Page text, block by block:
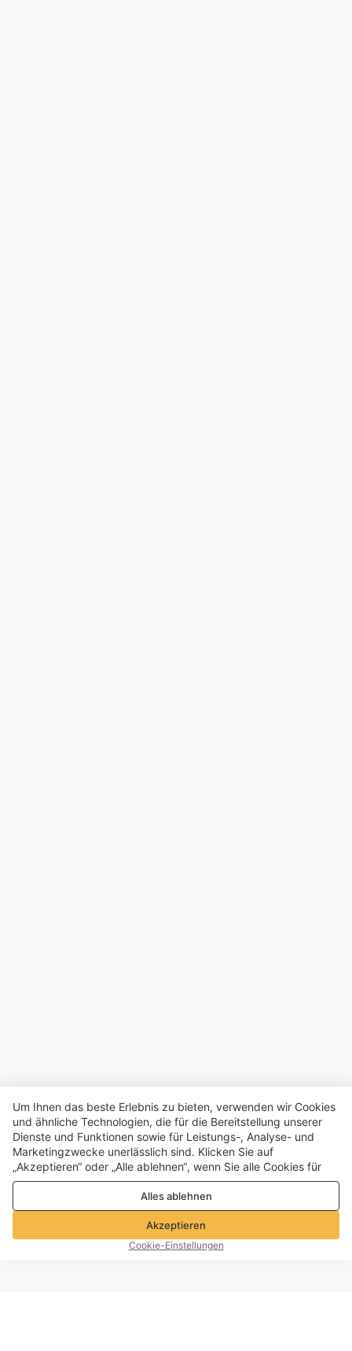
Um Ihnen das beste Erlebnis zu bieten, verwenden wir Cookies
und ähnliche Technologien, die für die Bereitstellung unserer
Dienste und Funktionen sowie für Leistungs-, Analyse- und
Marketingzwecke unerlässlich sind. Klicken Sie auf
„Akzeptieren“ oder „Alle ablehnen“, wenn Sie alle Cookies für
Leistungs-, Analyse- und Marketingzwecke zulassen oder
ablehnen möchten. Weitere Informationen finden Sie in unserer
Datenschutz- und Cookie-Richtlinie
Alles ablehnen
Akzeptieren
Cookie-Einstellungen